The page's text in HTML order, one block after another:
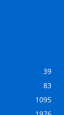
39
83
1095